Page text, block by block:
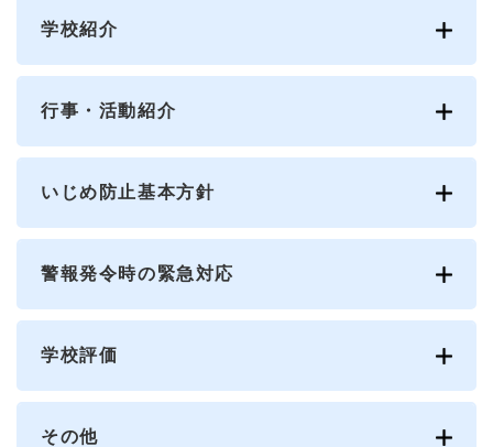
学校紹介
行事・活動紹介
いじめ防止基本方針
警報発令時の緊急対応
学校評価
その他